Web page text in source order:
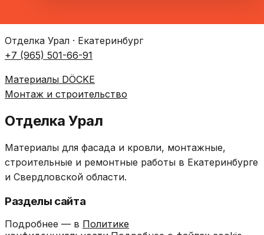
Отделка Урал · Екатеринбург
+7 (965) 501-66-91
Материалы DÖCKE
Монтаж и строительство
Отделка Урал
Материалы для фасада и кровли, монтажные,
строительные и ремонтные работы в Екатеринбурге
и Свердловской области.
Разделы сайта
Подробнее — в Политике